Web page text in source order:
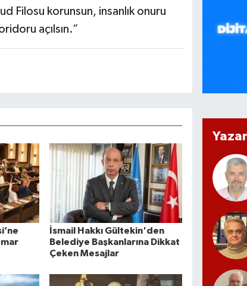
Filosu korunsun, insanlık onuru
açılsın.”
İsmail Hakkı Gültekin'den
Belediye Başkanlarına Dikkat
Çeken Mesajlar